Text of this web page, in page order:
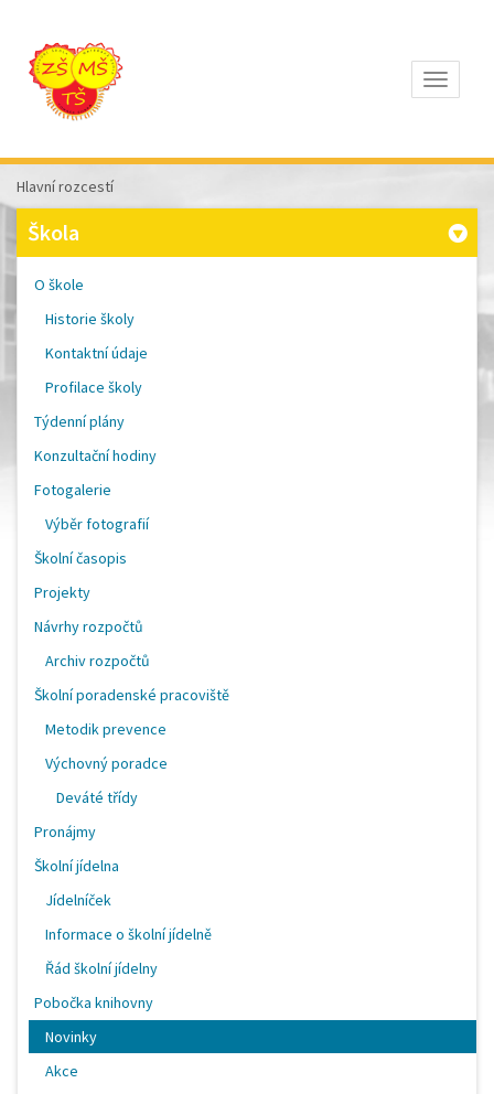
ZÁKLADNÍ
ŠKOLA
TOMÁŠE
ŠOBRA
A
MATEŘSKÁ
ÍSEK
Hlavní rozcestí
Škola
O škole
Historie školy
Kontaktní údaje
Profilace školy
Týdenní plány
Konzultační hodiny
Fotogalerie
Výběr fotografií
Školní časopis
Projekty
Návrhy rozpočtů
Archiv rozpočtů
Školní poradenské pracoviště
Metodik prevence
Výchovný poradce
Deváté třídy
Pronájmy
Školní jídelna
Jídelníček
Informace o školní jídelně
Řád školní jídelny
Pobočka knihovny
Novinky
Akce